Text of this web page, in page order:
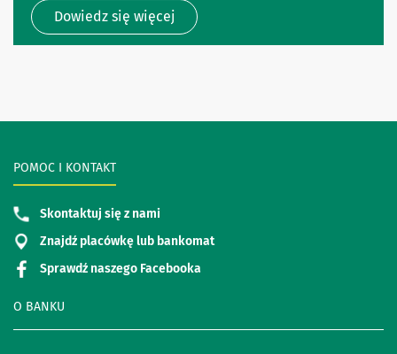
Dowiedz się więcej
O BANKU
POMOC I KONTAKT
Skontaktuj się z nami
Znajdź placówkę lub bankomat
Sprawdź naszego Facebooka